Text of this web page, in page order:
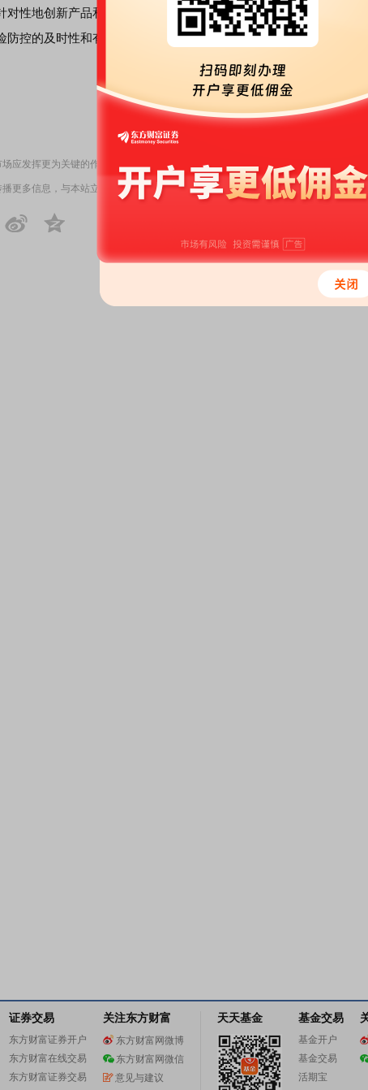
性地创新产品和服务；运用创新技术加以赋能，加大对科技型企业
控的及时性和有效性；加强专业性人才培养；以及建立科技金融方
应发挥更为关键的作用
更多信息，与本站立场无关，不构成投资建议。据此操作，风险自担。
证券交易
东方财富证券开户
东方财富在线交易
东方财富证券交易
关注东方财富
东方财富网微博
东方财富网微信
意见与建议
天天基金 基金交易
基金开户
基金交易
活期宝